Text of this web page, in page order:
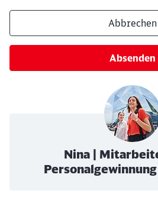
Abbrechen
Absenden
Nina |